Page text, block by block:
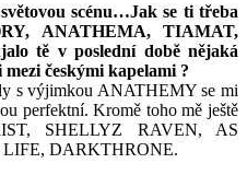
scénu…Jak se ti třeba
ANATHEMA, TIAMAT,
tě v poslední době nějaká
českými kapelami ?
s výjimkou ANATHEMY se mi
perfektní. Kromě toho mě ještě
SHELLYZ RAVEN, AS
DARKTHRONE.